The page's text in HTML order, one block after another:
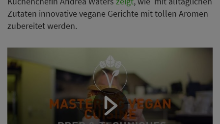
Zutaten innovative vegane Gerichte mit tollen Aromen
zubereitet werden.